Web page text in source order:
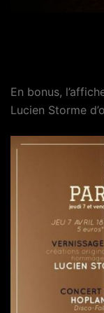
En bonus,
Lucien Storme